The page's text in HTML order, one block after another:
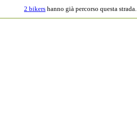
2 bikers hanno già percorso questa strada.